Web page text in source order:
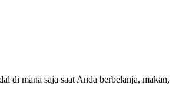
di mana saja saat Anda berbelanja, makan,